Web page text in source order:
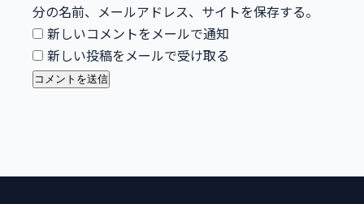
分の名前、メールアドレス、サイトを保存する。
新しいコメントをメールで通知
新しい投稿をメールで受け取る